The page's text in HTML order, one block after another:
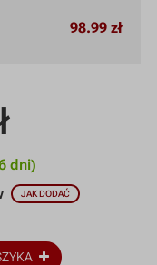
dni)
JAK DODAĆ
98.99 zł